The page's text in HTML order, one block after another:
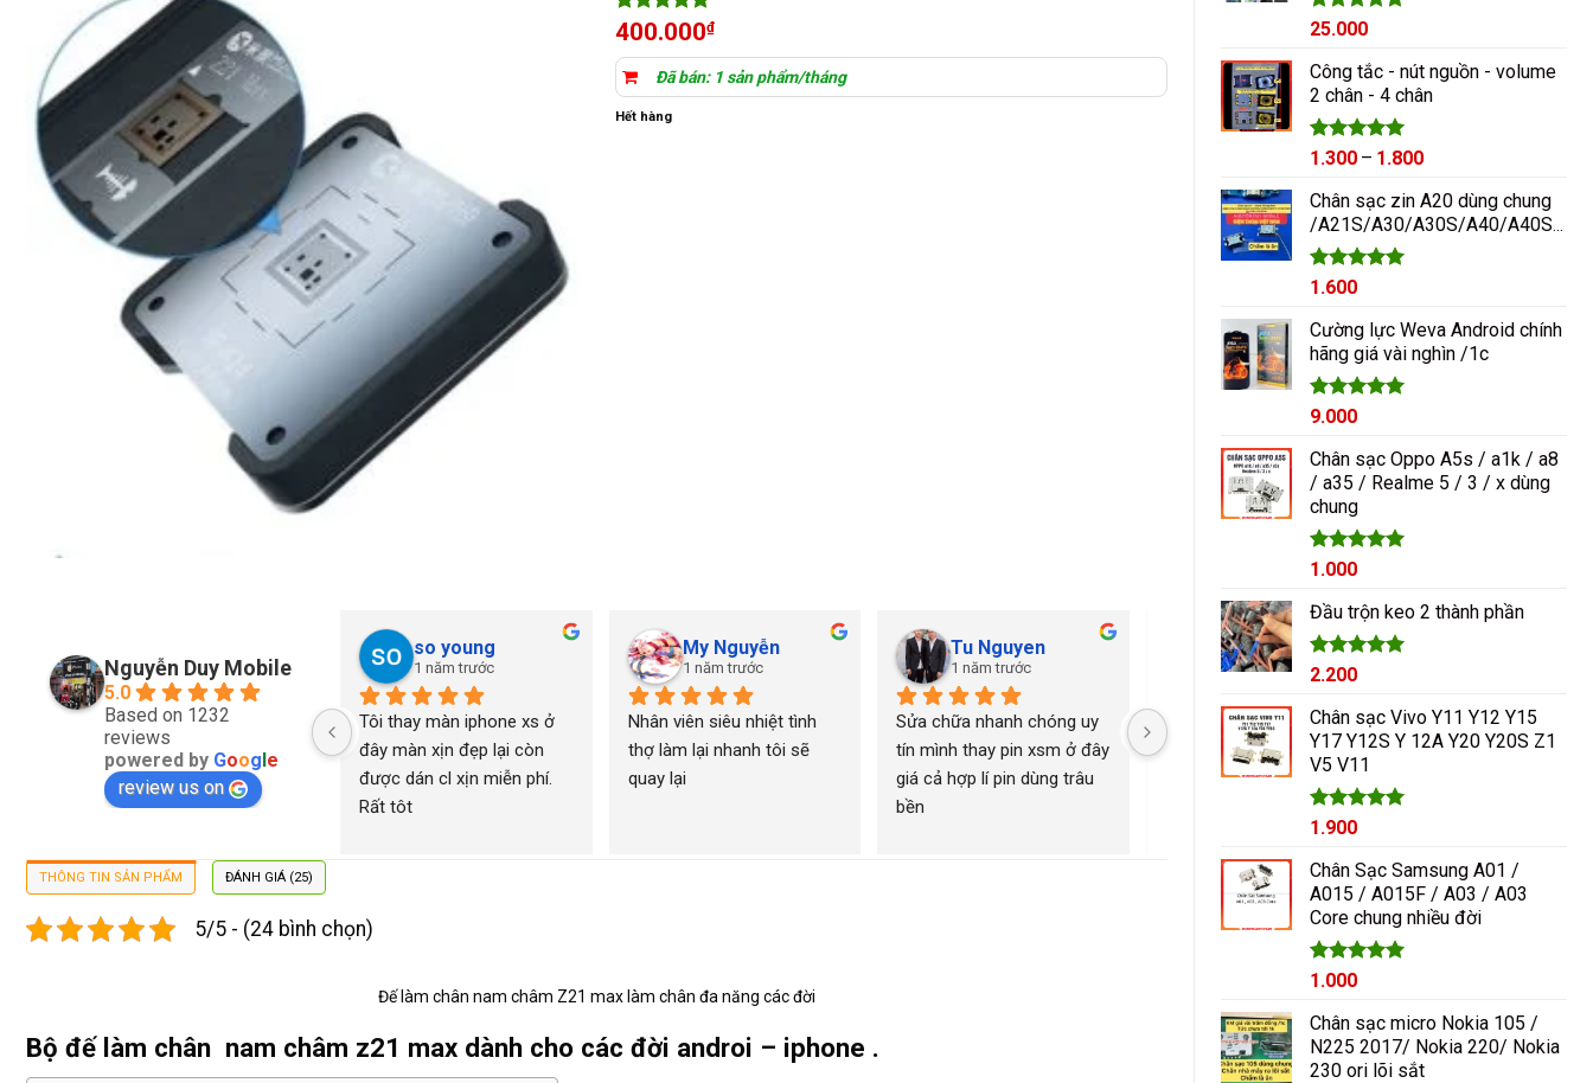
Được xếp
5 sao
25.000
Công tắc - nút nguồn - volume
2 chân - 4 chân
Được xếp
5 sao
1.300 – 1.800Khoảng
từ
1.300₫
Chân sạc zin A20 dùng chung
/A21S/A30/A30S/A40/A40S/A50/A60/A70/M10/M20
Được xếp
5 sao
1.600
Cường lực Weva Android chính
hãng giá vài nghìn /1c
Được xếp
5 sao
9.000
Chân sạc Oppo A5s / a1k / a8
/ a35 / Realme 5 / 3 / x dùng
chung
Được xếp
5 sao
1.000
Đầu trộn keo 2 thành phần
Được xếp
5 sao
2.200
Chân sạc Vivo Y11 Y12 Y15
Y17 Y12S Y 12A Y20 Y20S Z1
V5 V11
Được xếp
5 sao
1.900
Chân Sạc Samsung A01 /
A015 / A015F / A03 / A03
Core chung nhiều đời
Được xếp
5 sao
Giá
là:
1.200₫.
1.000Giá
tại
là:
Chân sạc micro Nokia 105 /
N225 2017/ Nokia 220/ Nokia
230 ori lõi sắt
5trên 5
dựa trên
11
đánh giá
400.000₫
Đã bán: 1 sản phẩm/tháng
Hết hàng
Nguyễn Duy Mobile
5.0
Based on 1232
reviews
powered by Goog e
review us on
so young
1 năm trước
Tôi thay màn iphone xs ở
đây màn xịn đẹp lại còn
được dán cl xịn miễn phí.
Rất tôt
My Nguyễn
1 năm trước
Nhân viên siêu nhiệt tình
thợ làm lại nhanh tôi sẽ
quay lại
Tu Nguyen
1 năm trước
Sửa chữa nhanh chóng uy
tín mình thay pin xsm ở đây
giá cả hợp lí pin dùng trâu
bền
Cham Ha
2 năm trước
Nguyễn Duy sửa chữa rất
tốt giá hợp lí rẻ so với mặt
bằng chung. Uy tín
Có con máy 8pl nát
kính mang qua
THÔNG TIN SẢN PHẨM ĐÁNH GIÁ (25)
5/5 - (24 bình chọn)
Đế làm chân nam châm Z21 max làm chân đa năng các đời
Bộ đế làm chân nam châm z21 max dành cho các đời androi – iphone .